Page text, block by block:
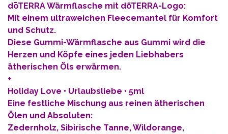
dōTERRA Wärmflasche mit dõTERRA-Logo:
Mit einem ultraweichen Fleecemantel für Komfort
und Schutz.
Diese Gummi-Wärmflasche aus Gummi wird die
Herzen und Köpfe eines jeden Liebhabers
ätherischen Öls erwärmen.
+
Holiday Love • Urlaubsliebe • 5ml
Eine festliche Mischung aus reinen ätherischen
Ölen und Absoluten:
Zedernholz, Sibirische Tanne, Wildorange,